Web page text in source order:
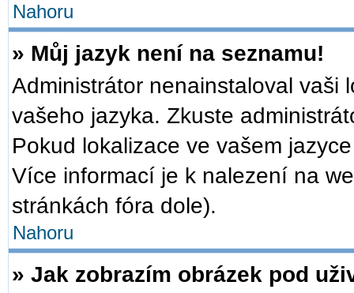
Nahoru
» Můj jazyk není na seznamu!
Administrátor nenainstaloval vaši
vašeho jazyka. Zkuste
Pokud lokalizace ve vašem
Více informací je k nalezení na
stránkách fóra dole).
Nahoru
» Jak zobrazím obrázek pod